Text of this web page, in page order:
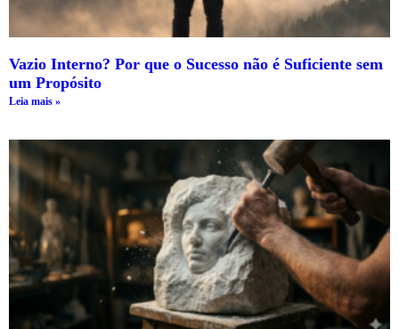
Vazio Interno? Por que o Sucesso não é Suficiente sem
um Propósito
Leia mais »